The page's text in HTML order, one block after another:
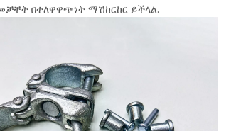
በተለዋዋጭነት ማሽከርከር ይችላል.